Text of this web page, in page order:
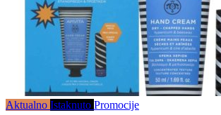
Aktualno Istaknuto Promocije